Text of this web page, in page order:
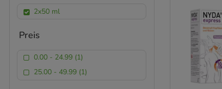
2x50 ml
Preis
0.00 - 24.99 (1)
25.00 - 49.99 (1)